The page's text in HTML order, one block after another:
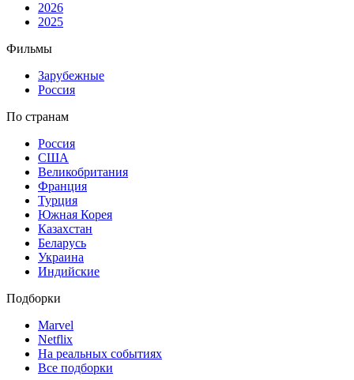
2026
2025
Фильмы
Зарубежные
Россия
По странам
Россия
США
Великобритания
Франция
Турция
Южная Корея
Казахстан
Беларусь
Украина
Индийские
Подборки
Marvel
Netflix
На реальных событиях
Все подборки